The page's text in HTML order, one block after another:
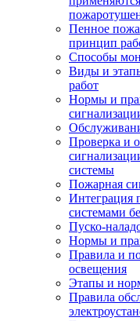
Пенное
принцип
Способы
Виды и
работ
Нормы и
Проверка и
системы
Пожарная
Интеграция
системами
Пуско-
Нормы и
Правила и
освещения
Этапы и
Правила